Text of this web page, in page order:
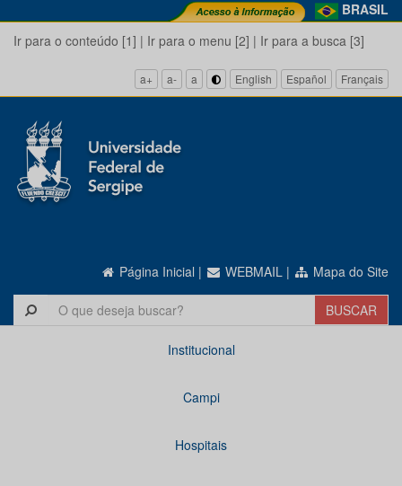
BRASIL
Ir para o conteúdo [1] | Ir para o menu [2] | Ir para a busca [3]
a+ a- a English Español Français
Página Inicial | WEBMAIL | Mapa do Site
Institucional
Campi
Hospitais